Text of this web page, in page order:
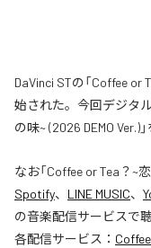
DaVinci STの「Coffee or
始された。今回デジタ
の味~ (2026 DEMO Ver.)
なお「Coffee or Tea？~
Spotify、 LINE MUSIC、
の音楽配信サービスで
各配信サービス：